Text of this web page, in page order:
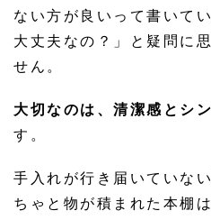
ない方が良いって書いて
大丈夫なの？」と疑問に
せん。
大切なのは、清潔感とシ
す。
手入れが行き届いていな
ちゃと物が積まれた本棚